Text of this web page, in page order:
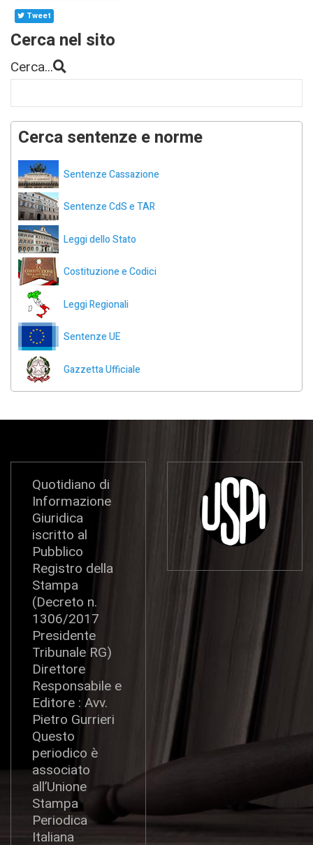
Tweet
Cerca nel sito
Cerca...
Cerca sentenze e norme
Sentenze Cassazione
Sentenze CdS e TAR
Leggi dello Stato
Costituzione e Codici
Leggi Regionali
Sentenze UE
Gazzetta Ufficiale
Quotidiano di
Informazione
Giuridica
iscritto al
Pubblico
Registro della
Stampa
(Decreto n.
1306/2017
Presidente
Tribunale RG)
Direttore
Responsabile e
Editore : Avv.
Pietro Gurrieri
Questo
periodico è
associato
all’Unione
Stampa
Periodica
Italiana